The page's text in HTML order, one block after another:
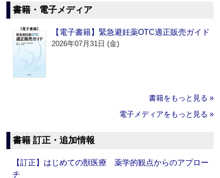
書籍・電子メディア
【電子書籍】緊急避妊薬OTC適正販売ガイド
2026年07月31日 (金)
書籍をもっと見る »
電子メディアをもっと見る »
書籍 訂正・追加情報
【訂正】はじめての獣医療 薬学的観点からのアプロー
チ